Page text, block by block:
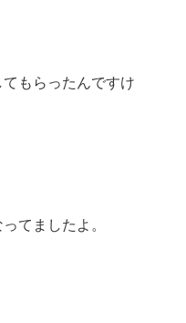
もらったんですけ
てましたよ。